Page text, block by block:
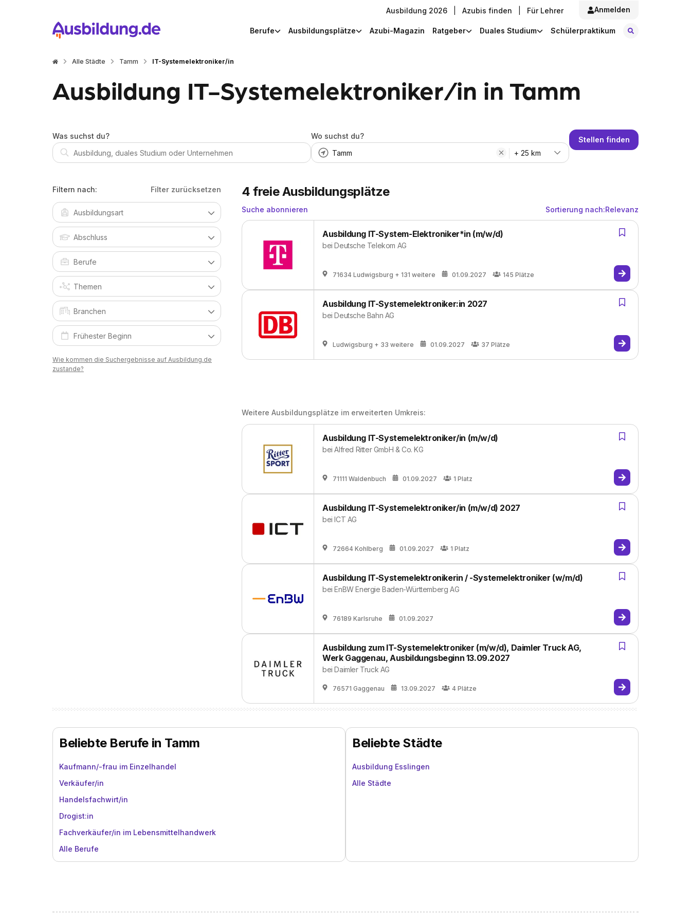
Ausbildung 2026 Azubis finden Für Lehrer Anmelden
Berufe Ausbildungsplätze Azubi-Magazin Ratgeber Duales Studium Schülerpraktikum
Alle Städte Tamm IT-Systemelektroniker/in
Ausbildung IT-Systemelektroniker/in in Tamm
Was suchst du?
Wo suchst du?
+ 25 km
Stellen finden
Filtern nach: Filter zurücksetzen
Wie kommen die Suchergebnisse auf Ausbildung.de
zustande?
4 freie Ausbildungsplätze
Suche abonnieren Sortierung nach:Relevanz
Ausbildung IT-System-Elektroniker*in (m/w/d)
beiDeutsche Telekom AG
71634 Ludwigsburg + 131 weitere 01.09.2027 145 Plätze
Ausbildung IT-Systemelektroniker:in 2027
beiDeutsche Bahn AG
Ludwigsburg + 33 weitere 01.09.2027 37 Plätze
Weitere Ausbildungsplätze im erweiterten Umkreis:
Ausbildung IT-Systemelektroniker/in (m/w/d)
beiAlfred Ritter GmbH & Co. KG
71111 Waldenbuch 01.09.2027 1 Platz
Ausbildung IT-Systemelektroniker/in (m/w/d) 2027
beiICT AG
72664 Kohlberg 01.09.2027 1 Platz
Ausbildung IT-Systemelektronikerin / -Systemelektroniker (w/m/d)
beiEnBW Energie Baden-Württemberg AG
76189 Karlsruhe 01.09.2027
Ausbildung zum IT-Systemelektroniker (m/w/d), Daimler Truck AG,
Werk Gaggenau, Ausbildungsbeginn 13.09.2027
beiDaimler Truck AG
76571 Gaggenau 13.09.2027 4 Plätze
Beliebte Berufe in Tamm
Kaufmann/-frau im Einzelhandel
Verkäufer/in
Handelsfachwirt/in
Drogist:in
Fachverkäufer/in im Lebensmittelhandwerk
Alle Berufe
Beliebte Städte
Ausbildung Esslingen
Alle Städte